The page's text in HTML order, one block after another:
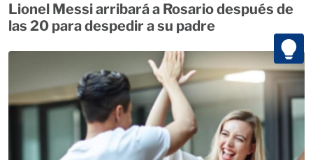
Lionel Messi arribará a Rosario después de
las 20 para despedir a su padre